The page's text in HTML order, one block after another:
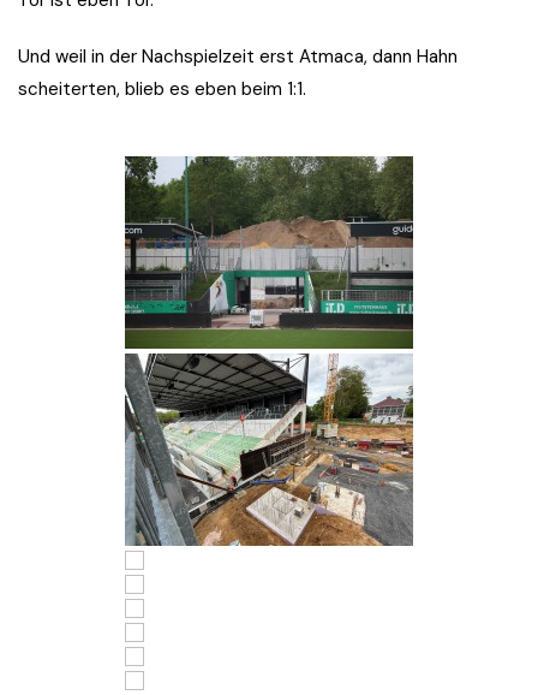
Und weil in der Nachspielzeit erst Atmaca, dann Hahn
scheiterten, blieb es eben beim 1:1.